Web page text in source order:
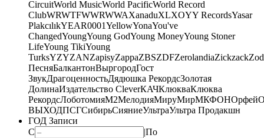
CircuitWorld MusicWorld PacificWorld Record
ClubWRWTFWWRWWAXanaduXLXOYY RecordsYasar
PlakcılıkYEAR0001YellowYonaYou've
ChangedYoungYoung GodYoung MoneyYoung Stoner
LifeYoung TikiYoung
TurksYZYZANZapisyZappaZBSZDFZerolandiaZickzack
ПесняБалкантонВыргородГост
ЗвукДрагоценностьДядюшка РекордсЗолотая
ДолинаИздательство CleverКАЧКлюкваКлюква
РекордсЛоботомияМ2МелодияМируМирМКФОНОрфей
ВЫХОДПСГСибирьСияниеУльтраУльтра Продакшн
ГОД Записи
С
|По